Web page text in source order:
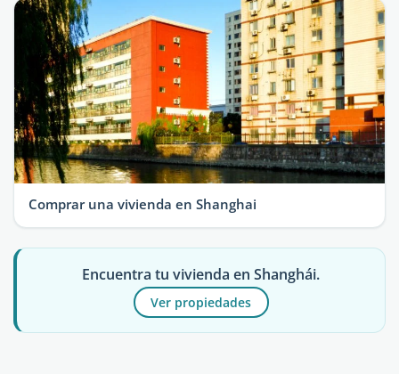
Comprar una vivienda en Shanghai
Encuentra tu vivienda en Shanghái.
Ver propiedades